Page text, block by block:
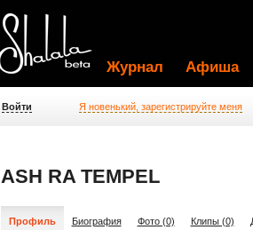
Журнал Афиша
Войти Я новенький, зарегистрируйте меня
ASH RA TEMPEL
Профиль Биография Фото (0) Клипы (0)